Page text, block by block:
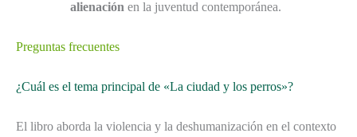
alienación en la juventud contemporánea.
Preguntas frecuentes
¿Cuál es el tema principal de «La ciudad y los perros»?
El libro aborda la violencia y la deshumanización en el contexto